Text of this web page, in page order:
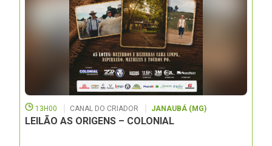
13H00 CANAL DO CRIADOR JANAUBÁ (MG)
LEILÃO AS ORIGENS – COLONIAL